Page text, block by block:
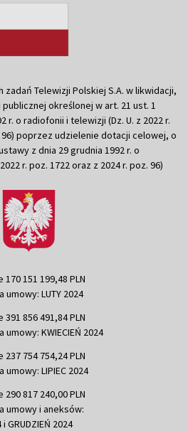
Telewizji Polskiej S.A. w likwidacji,
określonej w art. 21 ust. 1
r. o radiofonii i telewizji (Dz. U. z 2022 r.
96) poprzez udzielenie dotacji celowej, o
z dnia 29 grudnia 1992 r. o
r. poz. 1722 oraz z 2024 r. poz. 96)
151 199,48 PLN
umowy: LUTY 2024
856 491,84 PLN
KWIECIEŃ 2024
754 754,24 PLN
umowy: LIPIEC 2024
817 240,00 PLN
umowy i aneksów:
i GRUDZIEŃ 2024